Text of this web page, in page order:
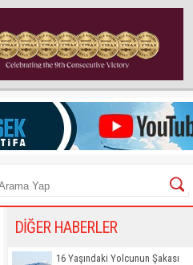
DİĞER HABERLER
16 Yaşındaki Yolcunun Şakası